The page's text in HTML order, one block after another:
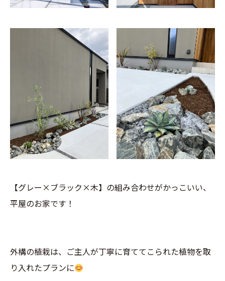
【グレー×ブラック×木】の組み合わせがかっこいい、
平屋のお家です！
外構の植栽は、ご主人が丁寧に育ててこられた植物を取
り入れたプランに